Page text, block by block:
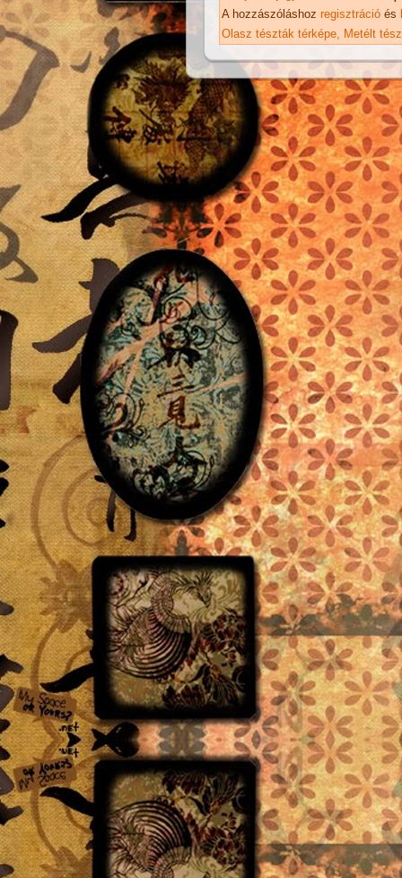
A hozzászóláshoz regisztráció és
Olasz tészták térképe Metélt